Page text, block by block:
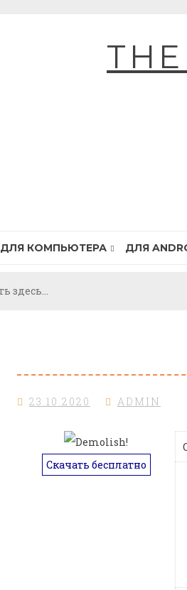
ДЛЯ КОМПЬЮТЕРА ДЛЯ
23.10.2020 ADMIN
Скачать бесплатно